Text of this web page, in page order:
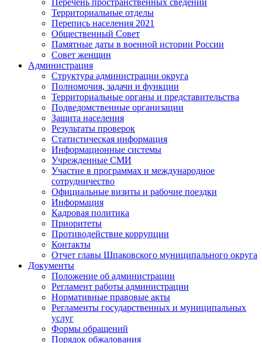
Перечень пространственных сведений
Территориальные отделы
Перепись населения 2021
Общественный Совет
Памятные даты в военной истории России
Совет женщин
Администрация
Структура администрации округа
Полномочия, задачи и функции
Территориальные органы и представительства
Подведомственные организации
Защита населения
Результаты проверок
Статистическая информация
Информационные системы
Учрежденные СМИ
Участие в программах и международное
сотрудничество
Официальные визиты и рабочие поездки
Информация
Кадровая политика
Приоритеты
Противодействие коррупции
Контакты
Отчет главы Шпаковского муниципального округа
Документы
Положение об администрации
Регламент работы администрации
Нормативные правовые акты
Регламенты государственных и муниципальных
услуг
Формы обращений
Порядок обжалования